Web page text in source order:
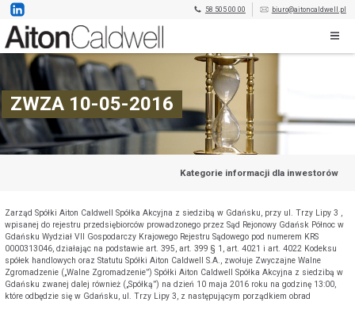
58 505 00 00 biuro@aitoncaldwell.pl
ZWZA 10-05-2016
Kategorie informacji dla inwestorów
Zarząd Spółki Aiton Caldwell Spółka Akcyjna z siedzibą w Gdańsku, przy ul. Trzy Lipy 3 ,
wpisanej do rejestru przedsiębiorców prowadzonego przez Sąd Rejonowy Gdańsk Północ w
Gdańsku Wydział VII Gospodarczy Krajowego Rejestru Sądowego pod numerem KRS
0000313046, działając na podstawie art. 395, art. 399 § 1, art. 4021 i art. 4022 Kodeksu
spółek handlowych oraz Statutu Spółki Aiton Caldwell S.A., zwołuje Zwyczajne Walne
Zgromadzenie („Walne Zgromadzenie”) Spółki Aiton Caldwell Spółka Akcyjna z siedzibą w
Gdańsku zwanej dalej również („Spółką”) na dzień 10 maja 2016 roku na godzinę 13:00,
które odbędzie się w Gdańsku, ul. Trzy Lipy 3, z następującym porządkiem obrad